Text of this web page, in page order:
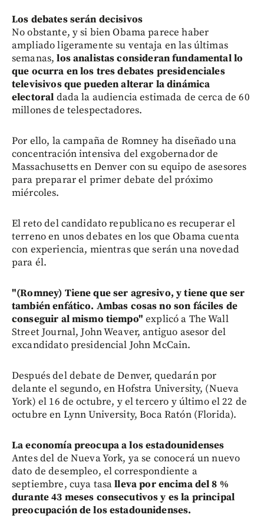
Los debates serán decisivos
No obstante, y si bien Obama parece haber
ampliado ligeramente su ventaja en las últimas
semanas,los analistas consideran fundamental lo
que ocurra en los tres debates presidenciales
televisivosque pueden alterar la dinámica
electoral dada la audiencia estimada de cerca de 60
millones de telespectadores.
Por ello, la campaña de Romney ha diseñado una
concentración intensiva del exgobernador de
Massachusetts en Denver con su equipo de asesores
para preparar el primer debate del próximo
miércoles.
El reto del candidato republicano es recuperar el
terreno en unos debates en los que Obama cuenta
con experiencia, mientras que serán una novedad
para él.
"(Romney) Tiene que ser agresivo, y tiene que ser
también enfático. Ambas cosas no son fáciles de
conseguir al mismo tiempo" explicó a The Wall
Street Journal, John Weaver, antiguo asesor del
excandidato presidencial John McCain.
Después del debate de Denver, quedarán por
delante el segundo, en Hofstra University, (Nueva
York) el 16 de octubre, y el tercero y último el 22 de
octubre en Lynn University, Boca Ratón (Florida).
La economía preocupa a los estadounidenses
Antes del de Nueva York, ya se conocerá un nuevo
dato de desempleo, el correspondiente a
septiembre, cuya tasalleva por encima del 8 %
durante 43 meses consecutivos y es la principal
preocupación de los estadounidenses.